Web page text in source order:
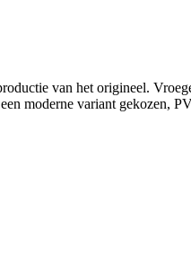
van het origineel.
moderne variant gekozen,